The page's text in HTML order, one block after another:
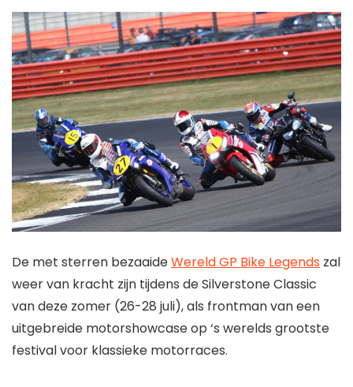
De met sterren bezaaideWereld GP Bike Legends zal
weer van kracht zijn tijdens de Silverstone Classic
van deze zomer (26-28 juli), als frontman van een
uitgebreide motorshowcase op ‘s werelds grootste
festival voor klassieke motorraces.